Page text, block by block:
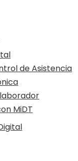
de Asistencia
MiDT